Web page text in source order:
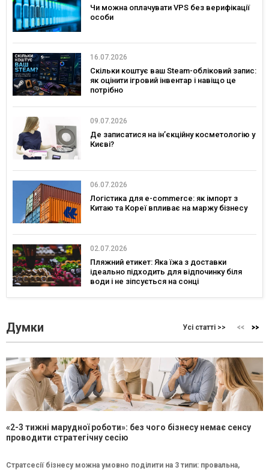
Чи можна оплачувати VPS без верифікації
особи
16.07.2026
Скільки коштує ваш Steam-обліковий запис:
як оцінити ігровий інвентар і навіщо це
потрібно
09.07.2026
Де записатися на ін’єкційну косметологію у
Києві?
06.07.2026
Логістика для e-commerce: як імпорт з
Китаю та Кореї впливає на маржу бізнесу
02.07.2026
Пляжний етикет: Яка їжа з доставки
ідеально підходить для відпочинку біля
води і не зіпсується на сонці
Думки Усі статті >>
«2-3 тижні марудної роботи»: без чого бізнесу немає сенсу
проводити стратегічну сесію
Стратсесії бізнесу можна умовно поділити на 3 типи: провальна,